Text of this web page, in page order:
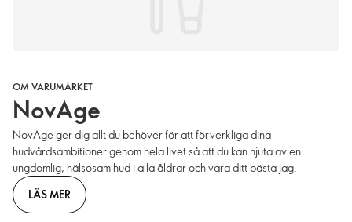
OM VARUMÄRKET
NovAge
NovAge ger dig allt du behöver för att förverkliga dina
hudvårdsambitioner genom hela livet så att du kan njuta av en
ungdomlig, hälsosam hud i alla åldrar och vara ditt bästa jag.
LÄS MER